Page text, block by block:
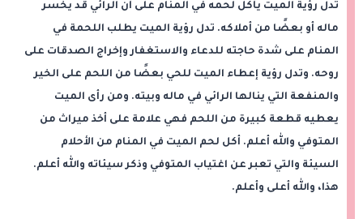
تدل رؤية الميت يأكل لحمه في المنام على أن الرائي قد يخسر
ماله أو بعضًا من أملاكه. تدل رؤية الميت يطلب اللحمة في
المنام على شدة حاجته للدعاء والاستغفار وإخراج الصدقات على
روحه. وتدل رؤية إعطاء الميت للحي بعضًا من اللحم على الخير
والمنفعة التي ينالها الرائي في ماله وبيته. ومن رأى الميت
يعطيه قطعة كبيرة من اللحم فهي علامة على أخذ ميراث من
المتوفي والله أعلم. أكل لحم الميت في المنام من الأحلام
السيئة والتي تعبر عن اغتياب المتوفي وذكر سيئاته والله أعلم.
هذا، والله أعلى وأعلم.